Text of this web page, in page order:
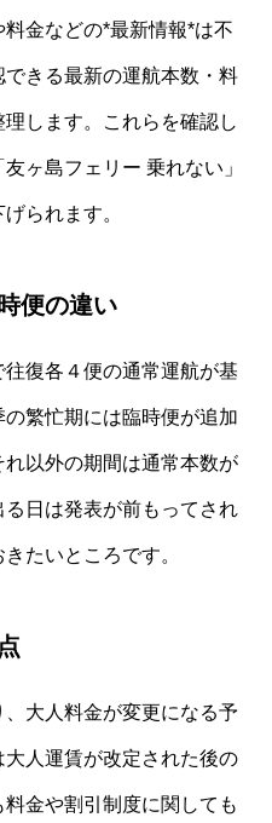
金などの*最新情報*は不
きる最新の運航本数・料
します。これらを確認し
ヶ島フェリー 乗れない」
られます。
便の違い
復各４便の通常運航が基
繁忙期には臨時便が追加
以外の期間は通常本数が
日は発表が前もってされ
たいところです。
大人料金が変更になる予
人運賃が改定された後の
金や割引制度に関しても